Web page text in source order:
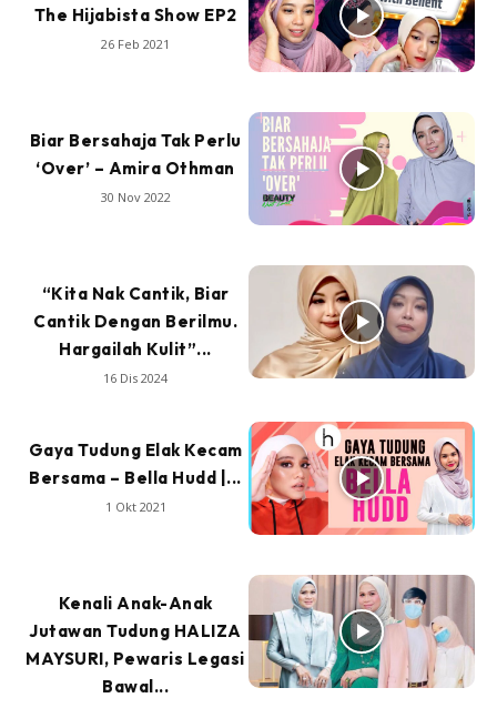
The Hijabista Show EP2
26 Feb 2021
Biar Bersahaja Tak Perlu
‘Over’ – Amira Othman
30 Nov 2022
“Kita Nak Cantik, Biar
Cantik Dengan Berilmu.
Hargailah Kulit”...
16 Dis 2024
Gaya Tudung Elak Kecam
Bersama – Bella Hudd |...
1 Okt 2021
Kenali Anak-Anak
Jutawan Tudung HALIZA
MAYSURI, Pewaris Legasi
Bawal...